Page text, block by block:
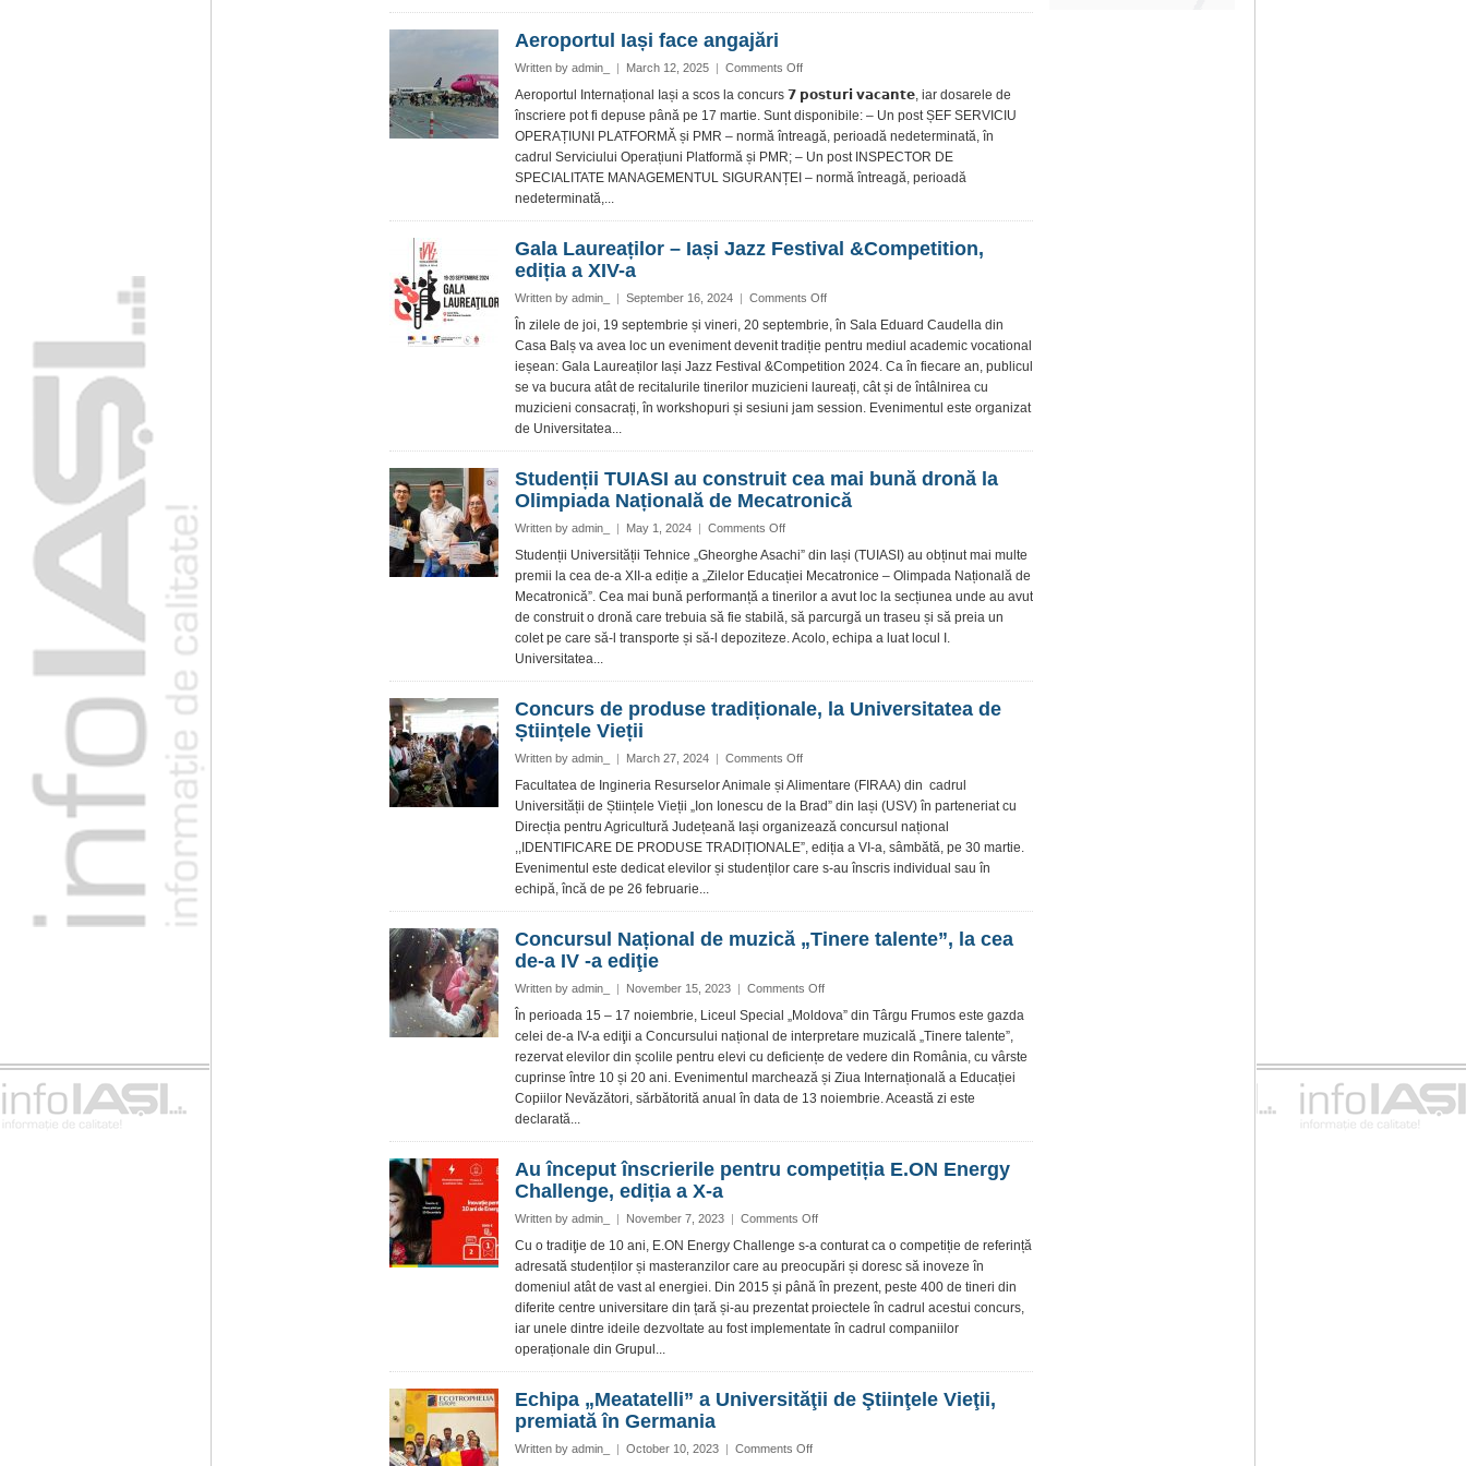
Urgență
Copii
“Sfânta
Maria”
Aeroportul Iași face angajări
Written by admin_ | March 12, 2025 | Comments Offon
Iași
face
angajări
Aeroportul Internațional Iași a scos la concurs 𝟳 𝗽𝗼𝘀𝘁𝘂𝗿𝗶 𝘃𝗮𝗰𝗮𝗻𝘁𝗲, iar dosarele de
înscriere pot fi depuse până pe 17 martie. Sunt disponibile: – Un post ȘEF SERVICIU
OPERAȚIUNI PLATFORMĂ și PMR – normă întreagă, perioadă nedeterminată, în
cadrul Serviciului Operațiuni Platformă și PMR; – Un post INSPECTOR DE
SPECIALITATE MANAGEMENTUL SIGURANȚEI – normă întreagă, perioadă
nedeterminată,...
Gala Laureaților – Iași Jazz Festival &Competition,
ediția a XIV-a
Written by admin_ | September 16, 2024 | Comments Offon
Laureaților
–
Iași
Jazz
Festival
XIV-
a
În zilele de joi, 19 septembrie și vineri, 20 septembrie, în Sala Eduard Caudella din
Casa Balș va avea loc un eveniment devenit tradiție pentru mediul academic vocational
ieșean: Gala Laureaților Iași Jazz Festival &Competition 2024. Ca în fiecare an, publicul
se va bucura atât de recitalurile tinerilor muzicieni laureați, cât și de întâlnirea cu
muzicieni consacrați, în workshopuri și sesiuni jam session. Evenimentul este organizat
de Universitatea...
Studenții TUIASI au construit cea mai bună dronă la
Olimpiada Națională de Mecatronică
Written by admin_ | May 1, 2024 | Comments Offon
TUIASI
au
construit
cea
mai
Olimpiada
Studenții Universității Tehnice „Gheorghe Asachi” din Iași (TUIASI) au obținut mai multe
premii la cea de-a XII-a ediție a „Zilelor Educației Mecatronice – Olimpada Națională de
Mecatronică”. Cea mai bună performanță a tinerilor a avut loc la secțiunea unde au avut
de construit o dronă care trebuia să fie stabilă, să parcurgă un traseu și să preia un
colet pe care să-l transporte și să-l depoziteze. Acolo, echipa a luat locul I.
Universitatea...
Concurs de produse tradiționale, la Universitatea de
Științele Vieții
Written by admin_ | March 27, 2024 | Comments Offon
de
produse
tradiționale,
la
Universitatea
Facultatea de Ingineria Resurselor Animale și Alimentare (FIRAA) din cadrul
Universității de Științele Vieții „Ion Ionescu de la Brad” din Iași (USV) în parteneriat cu
Direcția pentru Agricultură Județeană Iași organizează concursul național
,,IDENTIFICARE DE PRODUSE TRADIȚIONALE”, ediția a VI-a, sâmbătă, pe 30 martie.
Evenimentul este dedicat elevilor și studenților care s-au înscris individual sau în
echipă, încă de pe 26 februarie...
Concursul Național de muzică „Tinere talente”, la cea
de-a IV -a ediţie
Written by admin_ | November 15, 2023 | Comments Offon
Național
de
muzică
„Tinere
talente”,
a
ediţie
În perioada 15 – 17 noiembrie, Liceul Special „Moldova” din Târgu Frumos este gazda
celei de-a IV-a ediţii a Concursului național de interpretare muzicală „Tinere talente”,
rezervat elevilor din școlile pentru elevi cu deficiențe de vedere din România, cu vârste
cuprinse între 10 și 20 ani. Evenimentul marchează și Ziua Internațională a Educației
Copiilor Nevăzători, sărbătorită anual în data de 13 noiembrie. Această zi este
declarată...
Au început înscrierile pentru competiția E.ON Energy
Challenge, ediția a X-a
Written by admin_ | November 7, 2023 | Comments Offon
început
înscrierile
pentru
competiția
E.ON
Cu o tradiţie de 10 ani, E.ON Energy Challenge s-a conturat ca o competiție de referință
adresată studenților și masteranzilor care au preocupări și doresc să inoveze în
domeniul atât de vast al energiei. Din 2015 și până în prezent, peste 400 de tineri din
diferite centre universitare din țară și-au prezentat proiectele în cadrul acestui concurs,
iar unele dintre ideile dezvoltate au fost implementate în cadrul companiilor
operaționale din Grupul...
Echipa „Meatatelli” a Universităţii de Ştiinţele Vieţii,
premiată în Germania
Written by admin_ | October 10, 2023 | Comments Offon